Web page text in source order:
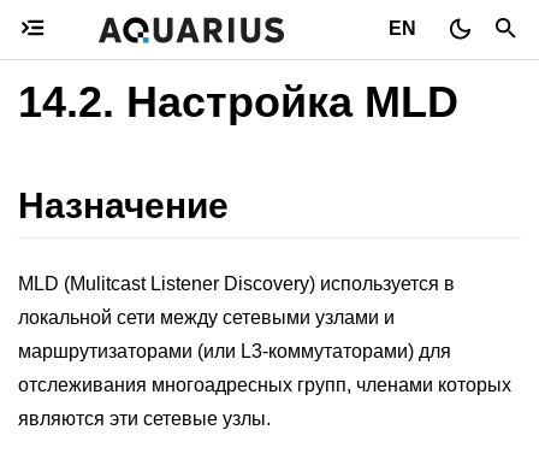
EN
14.2. Настройка MLD
Назначение
MLD (Mulitcast Listener Discovery) используется в
локальной сети между сетевыми узлами и
маршрутизаторами (или L3-коммутаторами) для
отслеживания многоадресных групп, членами которых
являются эти сетевые узлы.